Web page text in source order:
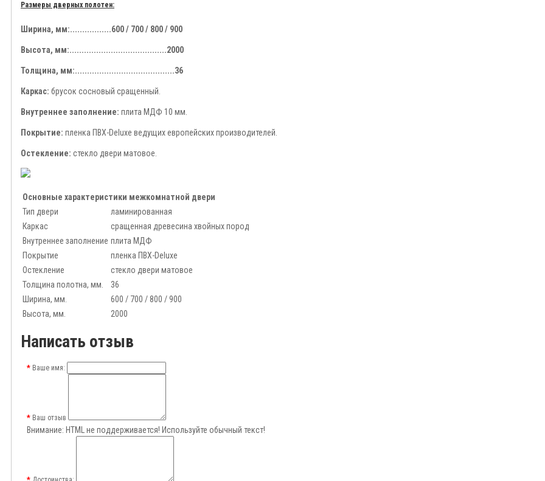
Размеры дверных полотен:
Ширина, мм:.................600 / 700 / 800 / 900
Высота, мм:........................................2000
Толщина, мм:.........................................36
Каркас: брусок сосновый сращенный.
Внутреннее заполнение: плита МДФ 10 мм.
Покрытие: пленка ПВХ-Deluxe ведущих европейских производителей.
Остекление: стекло двери матовое.
Основные характеристики межкомнатной двери
Тип двери
ламинированная
Каркас
сращенная древесина хвойных пород
Внутреннее заполнение плита МДФ
Покрытие
пленка ПВХ-Deluxe
Остекление
стекло двери матовое
Толщина полотна, мм.
36
Ширина, мм.
600 / 700 / 800 / 900
Высота, мм.
2000
Написать отзыв
Ваше имя:
Ваш отзыв
Внимание: HTML не поддерживается! Используйте обычный текст!